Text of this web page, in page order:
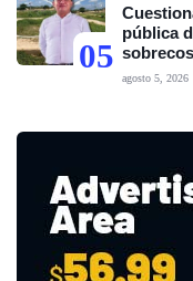
05
pública
agosto 5, 2026